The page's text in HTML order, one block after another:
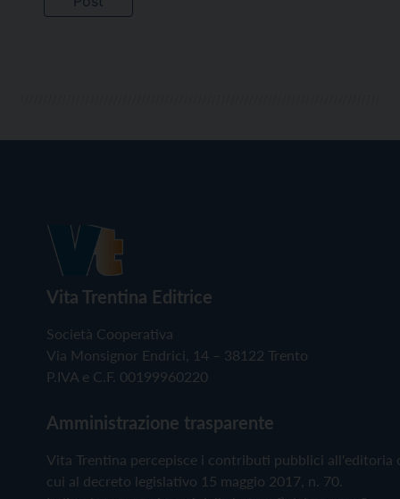
Vita Trentina Editrice
Società Cooperativa
Via Monsignor Endrici, 14 – 38122 Trento
P.IVA e C.F. 00199960220
Amministrazione trasparente
Vita Trentina percepisce i contributi pubblici all'editoria
cui al decreto legislativo 15 maggio 2017, n. 70.